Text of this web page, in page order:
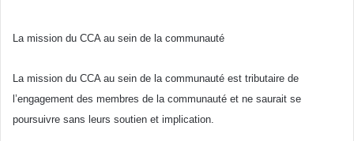
La mission du CCAau sein de la communauté
La mission du CCAau sein de la communauté est tributaire de
l’engagement des membres de la communauté et ne saurait se
poursuivre sans leurs soutien et implication.